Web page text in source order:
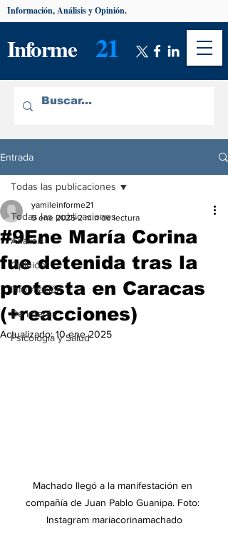
Informe 21
Información, Análisis y Opinión.
Entrada
Todas las publicaciones
Análisis
Opinión
Información
De interés
Psicología y Salud
Todas las publicaciones
#9Ene María Corina
fue detenida tras la
protesta en Caracas
(+reacciones)
yamileinforme21
9 ene 2025 2 min de lectura
Actualizado:10 ene 2025
Machado llegó a la manifestación en
compañía de Juan Pablo Guanipa. Foto:
Instagram mariacorinamachado